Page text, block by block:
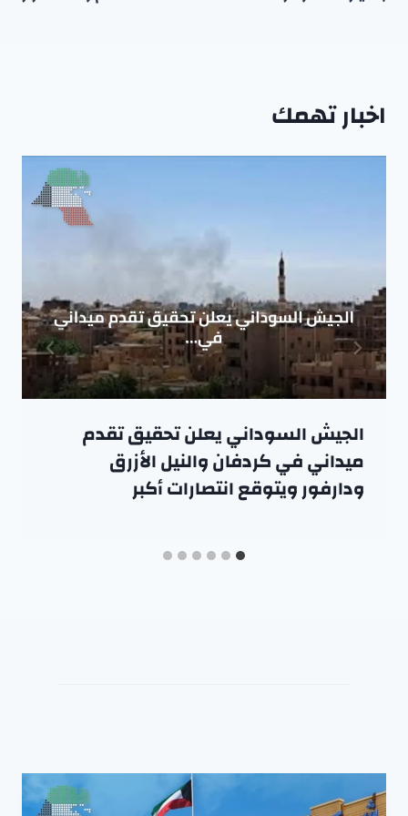
اخبار تهمك
الجيش السوداني يعلن تحقيق تقدم
ميداني في كردفان والنيل الأزرق
ودارفور ويتوقع انتصارات أكبر